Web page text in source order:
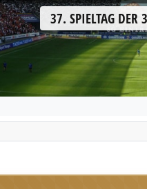
37. SPIELTAG